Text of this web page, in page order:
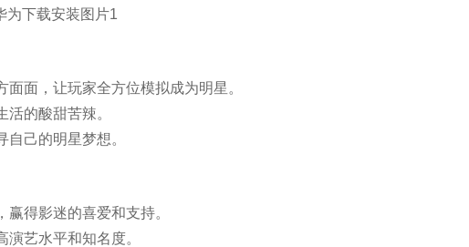
面，让玩家全方位模拟成为明星。
的酸甜苦辣。
己的明星梦想。
得影迷的喜爱和支持。
艺水平和知名度。